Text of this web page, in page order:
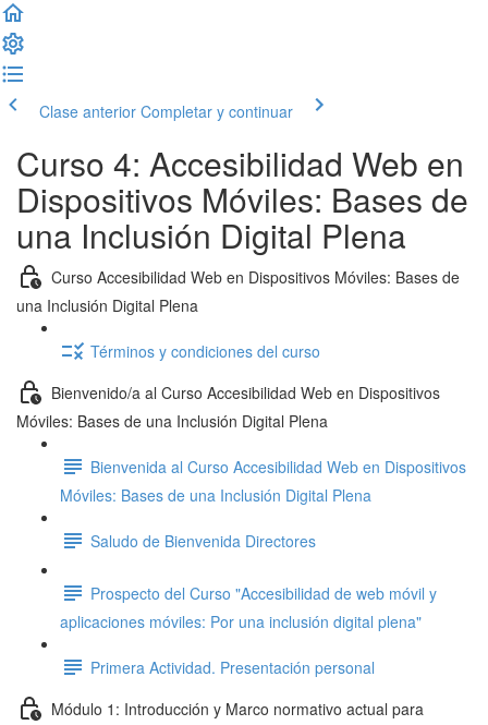
Clase anterior Completar y continuar
Curso 4: Accesibilidad Web en
Dispositivos Móviles: Bases de
una Inclusión Digital Plena
Curso Accesibilidad Web en Dispositivos Móviles: Bases de
una Inclusión Digital Plena
Términos y condiciones del curso
Bienvenido/a al Curso Accesibilidad Web en Dispositivos
Móviles: Bases de una Inclusión Digital Plena
Bienvenida al Curso Accesibilidad Web en Dispositivos
Móviles: Bases de una Inclusión Digital Plena
Saludo de Bienvenida Directores
Prospecto del Curso "Accesibilidad de web móvil y
aplicaciones móviles: Por una inclusión digital plena"
Primera Actividad. Presentación personal
Módulo 1: Introducción y Marco normativo actual para